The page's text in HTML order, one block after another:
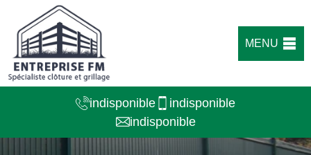
MENU
indisponible
indisponible
indisponible